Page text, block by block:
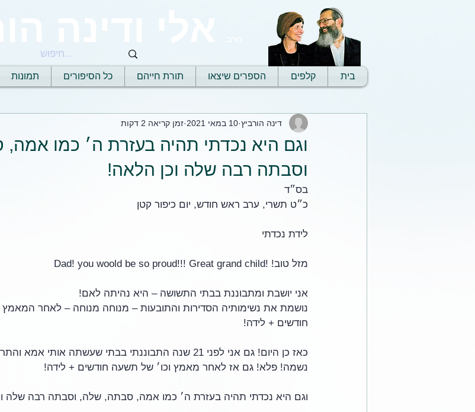
בית קלפים הספרים שיצאו תורת חייהם כל הסיפורים תמונות
וגם היא נכדתי תהיה בעזרת ה׳ כמו
וסבתה רבה שלה וכן הלאה!
דינה הורביץ 10 במאי 2021 זמן קריאה 2 דקות
בס״ד
כ״ט תשרי, ערב ראש חודש, יום כיפור קטן
לידת נכדתי
מזל טוב! !Dad! you woold be so proud!!! Great grand child
אני יושבת ומתבוננת בבתי התשושה – היא נהיתה לאם!
נושמת את נשימותיה הסדירות והתובעות – מנוחה מנוחה – לאחר המאמץ
חודשים + לידה!
כאז כן היום! גם אני לפני 21 שנה התבוננתי בבתי שעשתה
נשמה! פלא! גם אז לאחר מאמץ וכו׳ של תשעה חודשים + לידה!
וגם היא נכדתי תהיה בעזרת ה׳ כמו אמה, סבתה, שלה, וסבתה רבה שלה